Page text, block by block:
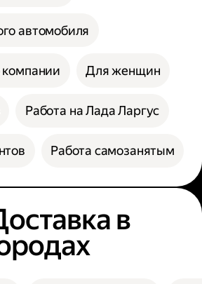
автомобиля
компании Для женщин
Работа на Лада Ларгус
Работа самозанятым
в